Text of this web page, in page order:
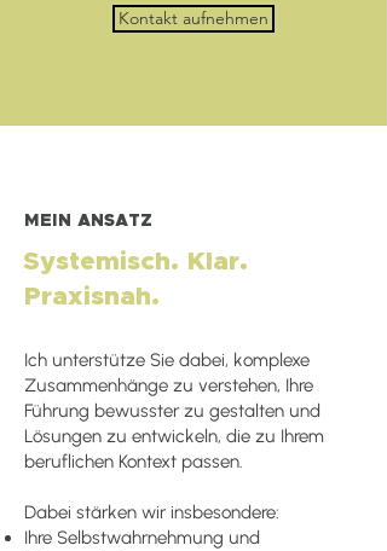
Kontakt aufnehmen
MEIN ANSATZ
Systemisch. Klar.
Praxisnah.
Ich unterstütze Sie dabei, komplexe
Zusammenhänge zu verstehen, Ihre
Führung bewusster zu gestalten und
Lösungen zu entwickeln, die zu Ihrem
beruflichen Kontext passen.
Dabei stärken wir insbesondere:
Ihre Selbstwahrnehmung und